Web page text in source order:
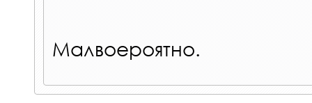
Малвоероятно.